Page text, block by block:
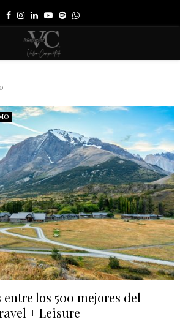
Facebook
Instagram
LinkedinYoutube
SpotifyWhatsapp
los 500 mejores del
+ Leisure